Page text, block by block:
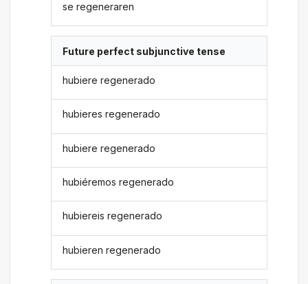
se regeneraren
Future perfect subjunctive tense
hubiere regenerado
hubieres regenerado
hubiere regenerado
hubiéremos regenerado
hubiereis regenerado
hubieren regenerado